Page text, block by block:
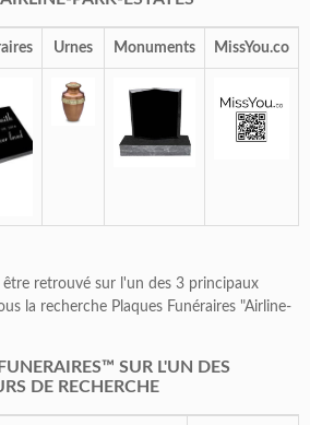
Urnes Monuments MissYou.co
être retrouvé sur l'un des 3 principaux
la recherche Plaques Funéraires "Airline-
SUR L'UN DES
DE RECHERCHE